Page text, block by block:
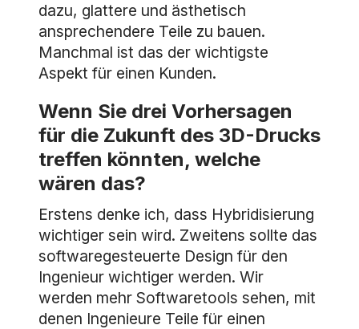
dazu, glattere und ästhetisch
ansprechendere Teile zu bauen.
Manchmal ist das der wichtigste
Aspekt für einen Kunden.
Wenn Sie drei Vorhersagen
für die Zukunft des 3D-Drucks
treffen könnten, welche
wären das?
Erstens denke ich, dass Hybridisierung
wichtiger sein wird. Zweitens sollte das
softwaregesteuerte Design für den
Ingenieur wichtiger werden. Wir
werden mehr Softwaretools sehen, mit
denen Ingenieure Teile für einen